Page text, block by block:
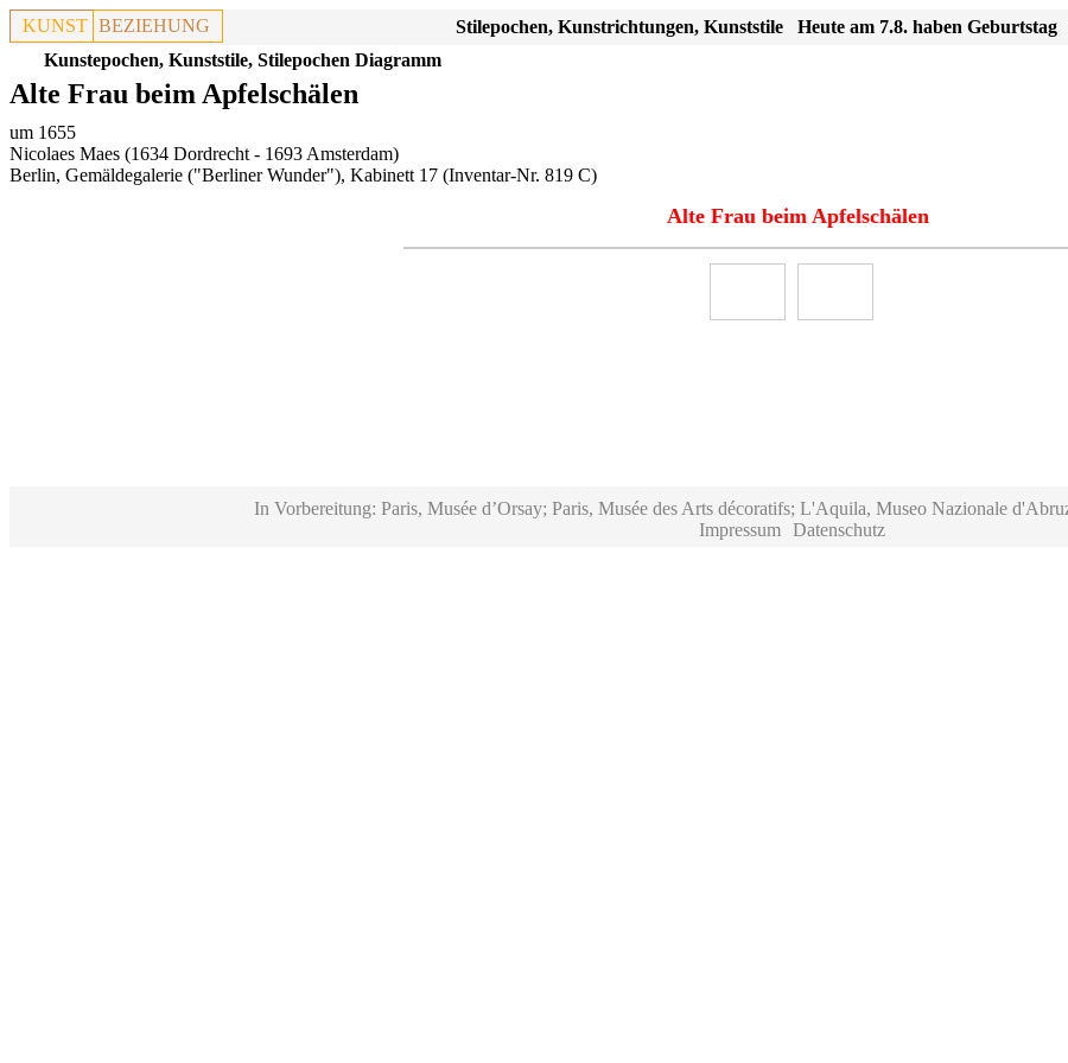
KUNST BEZIEHUNG Heute am 7.8. haben Geburtstag
Stilepochen, Kunstrichtungen, Kunststile
Kunstepochen, Kunststile, Stilepochen Diagramm
Alte Frau beim Apfelschälen
um 1655
Nicolaes Maes (1634 Dordrecht - 1693 Amsterdam)
Berlin, Gemäldegalerie ("Berliner Wunder"), Kabinett 17 (Inventar-Nr. 819 C)
Alte Frau beim Apfelschälen
In Vorbereitung: Paris, Musée d’Orsay; Paris, Musée des Arts décoratifs; L'Aquila, Museo Nazionale
Impressum
Datenschutz